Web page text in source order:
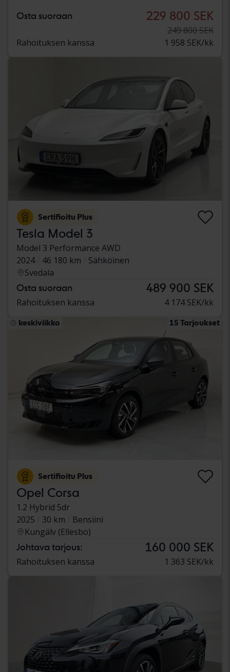
Osta suoraan 229 800 SEK
249 800 SEK
Rahoituksen kanssa
1 958 SEK/kk
Sertifioitu Plus
Tesla Model 3
Model 3 Performance AWD
2024
46 180 km
Sähköinen
Svedala
Osta suoraan 489 900 SEK
Rahoituksen kanssa 4 174 SEK/kk
keskiviikko 15 Tarjoukset
Sertifioitu Plus
Opel Corsa
1.2 Hybrid 5dr
2025
30 km
Bensiini
Kungälv (Ellesbo)
Johtava tarjous: 160 000 SEK
Rahoituksen kanssa 1 363 SEK/kk